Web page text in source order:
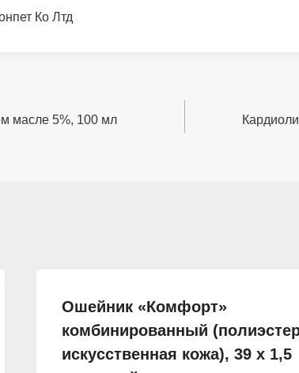
Ко Лтд
масле 5%, 100 мл
Ошейник «Комфорт»
комбинированный
искусственная кожа), 39 х 1,5